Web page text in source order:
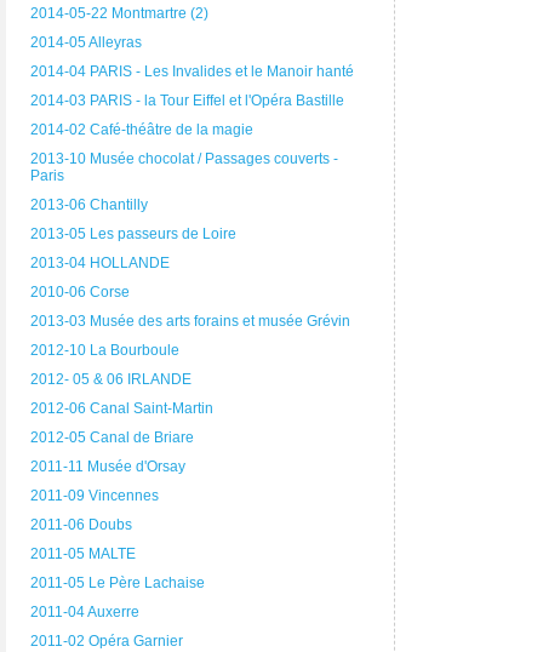
2014-05-22 Montmartre (2)
2014-05 Alleyras
2014-04 PARIS - Les Invalides et le Manoir hanté
2014-03 PARIS - la Tour Eiffel et l'Opéra Bastille
2014-02 Café-théâtre de la magie
2013-10 Musée chocolat / Passages couverts -
Paris
2013-06 Chantilly
2013-05 Les passeurs de Loire
2013-04 HOLLANDE
2010-06 Corse
2013-03 Musée des arts forains et musée Grévin
2012-10 La Bourboule
2012- 05 & 06 IRLANDE
2012-06 Canal Saint-Martin
2012-05 Canal de Briare
2011-11 Musée d'Orsay
2011-09 Vincennes
2011-06 Doubs
2011-05 MALTE
2011-05 Le Père Lachaise
2011-04 Auxerre
2011-02 Opéra Garnier